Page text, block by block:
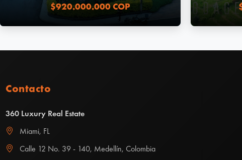
$920.000.000 COP
Contacto
360 Luxury Real Estate
Miami, FL
Calle 12 No. 39 - 140, Medellín, Colombia